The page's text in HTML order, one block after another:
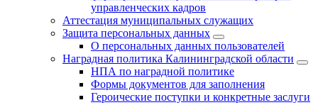
управленческих кадров
Аттестация муниципальных служащих
Защита персональных данных
О персональных данных пользователей
Наградная политика Калининградской области
НПА по наградной политике
Формы документов для заполнения
Героические поступки и конкретные заслуги